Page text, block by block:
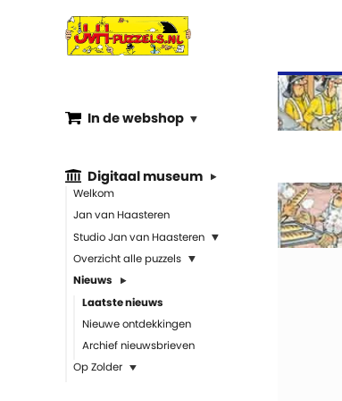
In de webshop
Digitaal museum
Welkom
Jan van Haasteren
Studio Jan van Haasteren
Overzicht alle puzzels
Nieuws
Laatste nieuws
Nieuwe ontdekkingen
Archief nieuwsbrieven
Op Zolder